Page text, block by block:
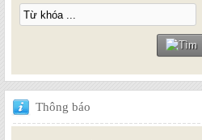
Thông báo